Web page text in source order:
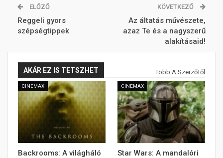
ELŐZŐ
Reggeli gyors
szépségtippek
KÖVETKEZŐ
Az áltatás művészete,
azaz Te és a nagyszerű
alakításaid!
AKÁR EZ IS TETSZHET Több A Szerzőtől
CINEMAX
Backrooms: A világháló
CINEMAX
Star Wars: A mandalóri